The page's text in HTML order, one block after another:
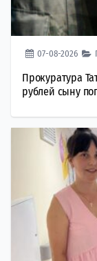
07-08-2026
Прокуратура
рублей сыну